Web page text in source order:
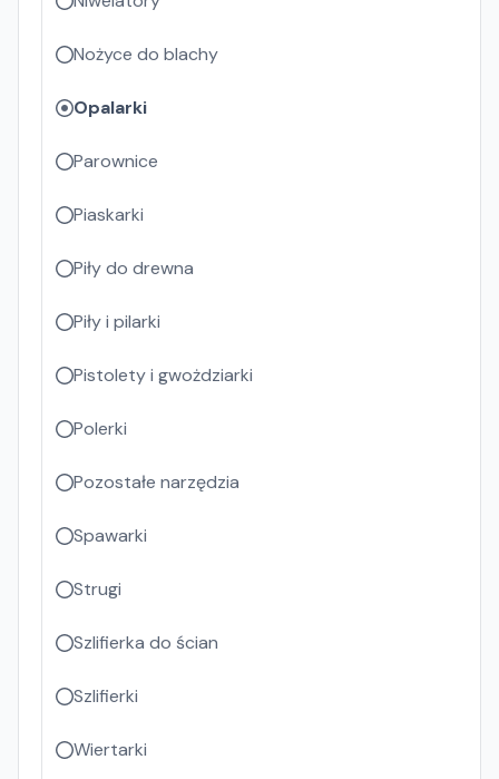
Nożyce do blachy
Opalarki
Parownice
Piaskarki
Piły do drewna
Piły i pilarki
Pistolety i gwożdziarki
Polerki
Pozostałe narzędzia
Spawarki
Strugi
Szlifierka do ścian
Szlifierki
Wiertarki